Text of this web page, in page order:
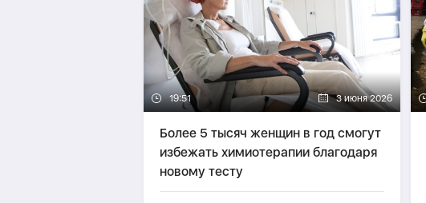
19:51 3 июня 2026
Более 5 тысяч женщин в год смогут
избежать химиотерапии благодаря
новому тесту